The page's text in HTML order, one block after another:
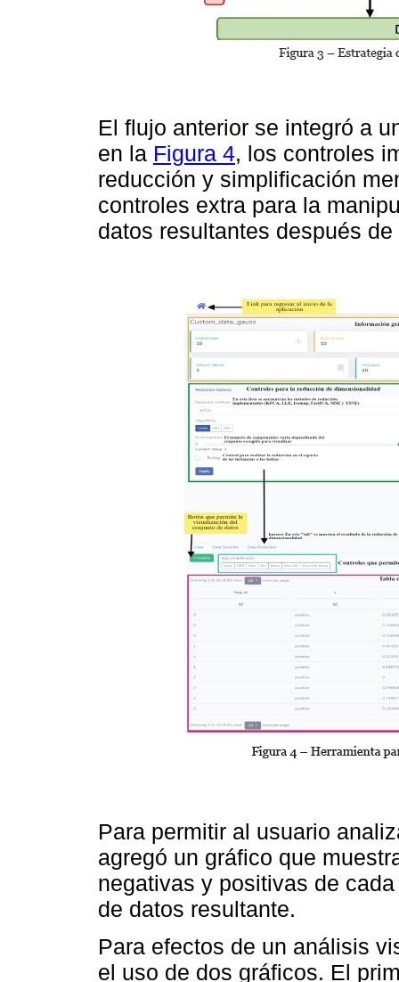
El flujo anterior se integró a
en la Figura 4, los controles
reducción y simplificación
controles extra para la
datos resultantes después
Para permitir al usuario
agregó un gráfico que
negativas y positivas de
de datos resultante.
Para efectos de un análisis
el uso de dos gráficos. El